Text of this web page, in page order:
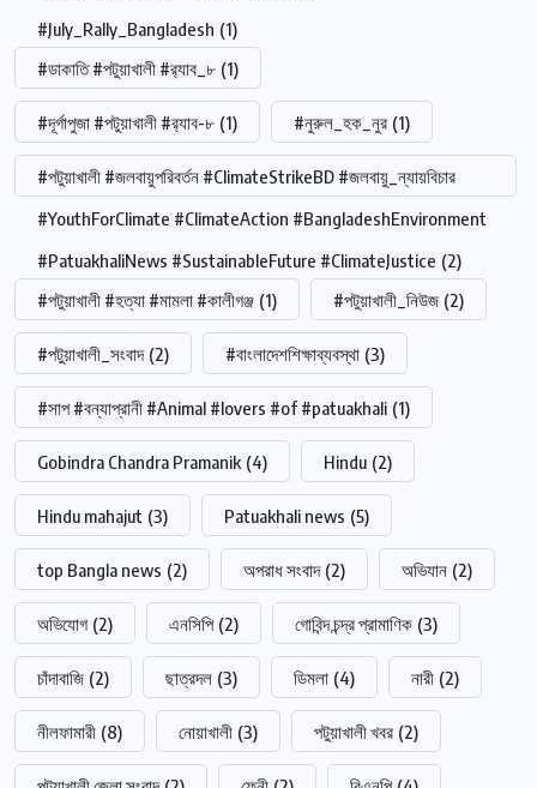
#July_Rally_Bangladesh (1)
#ডাকাতি #পটুয়াখালী #র‍্যাব_৮ (1)
#দূর্গাপুজা #পটুয়াখালী #র‍্যাব-৮ (1) #নুরুল_হক_নুর (1)
#পটুয়াখালী #জলবায়ুপরিবর্তন #ClimateStrikeBD #জলবায়ু_ন্যায়বিচার
#YouthForClimate #ClimateAction #BangladeshEnvironment
#PatuakhaliNews #SustainableFuture #ClimateJustice (2)
#পটুয়াখালী #হত্যা #মামলা #কালীগঞ্জ (1) #পটুয়াখালী_নিউজ (2)
#পটুয়াখালী_সংবাদ (2) #বাংলাদেশশিক্ষাব্যবস্থা (3)
#সাপ #বন্যাপ্রানী #Animal #lovers #of #patuakhali (1)
Gobindra Chandra Pramanik (4) Hindu (2)
Hindu mahajut (3) Patuakhali news (5)
top Bangla news (2) অপরাধ সংবাদ (2) অভিযান (2)
অভিযোগ (2) এনসিপি (2) গোবিন্দ চন্দ্র প্রামাণিক (3)
চাঁদাবাজি (2) ছাত্রদল (3) ডিমলা (4) নারী (2)
নীলফামারী (8) নোয়াখালী (3) পটুয়াখালী খবর (2)